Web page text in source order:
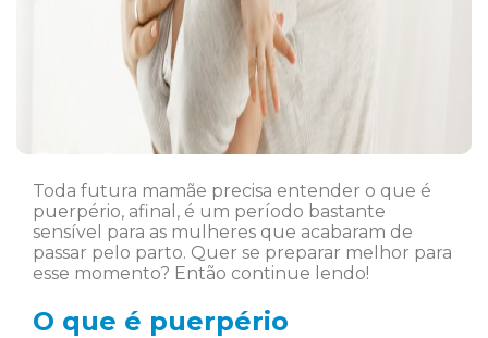
Toda futura mamãe precisa entender o que é
puerpério, afinal, é um período bastante
sensível para as mulheres que acabaram de
passar pelo parto. Quer se preparar melhor para
esse momento? Então continue lendo!
O que é puerpério